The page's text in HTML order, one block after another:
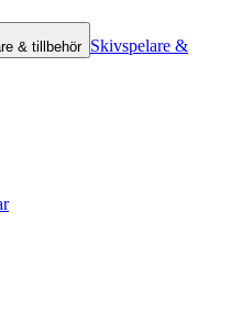
& tillbehör Skivspelare &